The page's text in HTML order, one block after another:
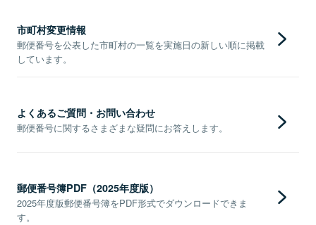
市町村変更情報
郵便番号を公表した市町村の一覧を実施日の新しい順に掲載
しています。
よくあるご質問・お問い合わせ
郵便番号に関するさまざまな疑問にお答えします。
郵便番号簿PDF（2025年度版）
2025年度版郵便番号簿をPDF形式でダウンロードできま
す。